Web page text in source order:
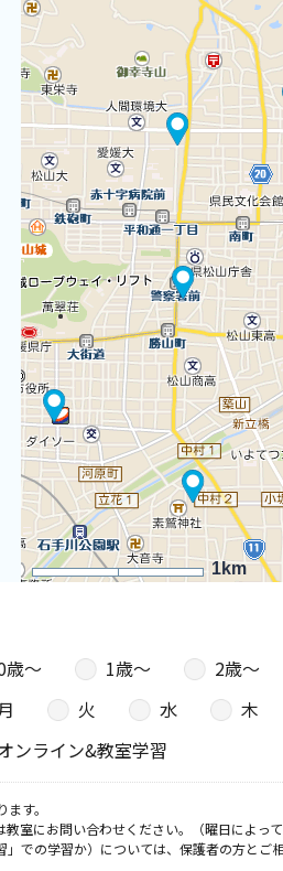
1km
歳〜 1歳〜 2歳〜
火 水 木
ンライン&教室学習
す。
室にお問い合わせください。（曜日によっ
での学習か）については、保護者の方とご